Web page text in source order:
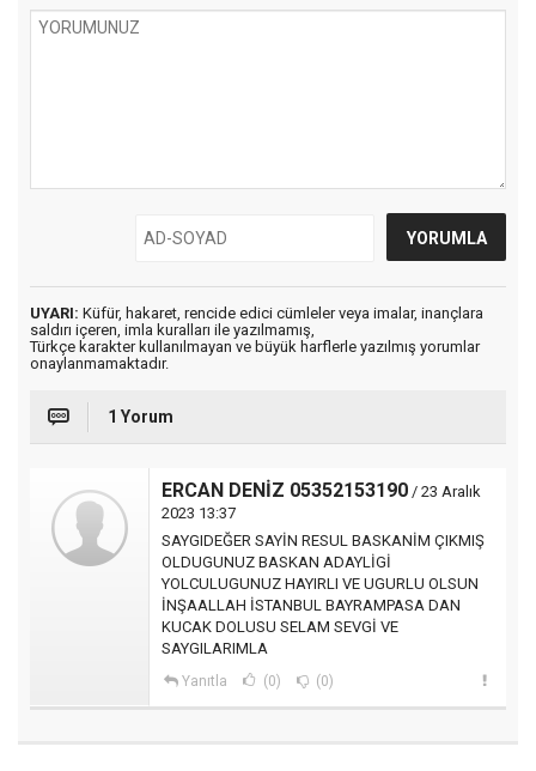
UYARI: Küfür, hakaret, rencide edici cümleler veya imalar, inançlara
saldırı içeren, imla kuralları ile yazılmamış,
Türkçe karakter kullanılmayan ve büyük harflerle yazılmış yorumlar
onaylanmamaktadır.
1 Yorum
ERCAN DENİZ 05352153190 / 23 Aralık
2023 13:37
SAYGIDEĞER SAYİN RESUL BASKANİM ÇIKMIŞ
OLDUGUNUZ BASKAN ADAYLİGİ
YOLCULUGUNUZ HAYIRLI VE UGURLU OLSUN
İNŞAALLAH İSTANBUL BAYRAMPASA DAN
KUCAK DOLUSU SELAM SEVGİ VE
SAYGILARIMLA
Yanıtla (0) (0)